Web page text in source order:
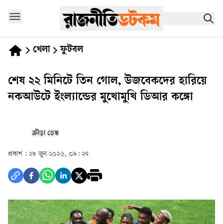
খেলা ফুটবল
শেষ ২২ মিনিটে তিন গোল, উজবেকদের হারিয়ে
নকআউটে ইংল্যান্ডের মুখোমুখি ডিআর কঙ্গো
ক্রীড়া ডেস্ক
প্রকাশ : ২৮ জুন ২০২৬, ০৯: ২৭